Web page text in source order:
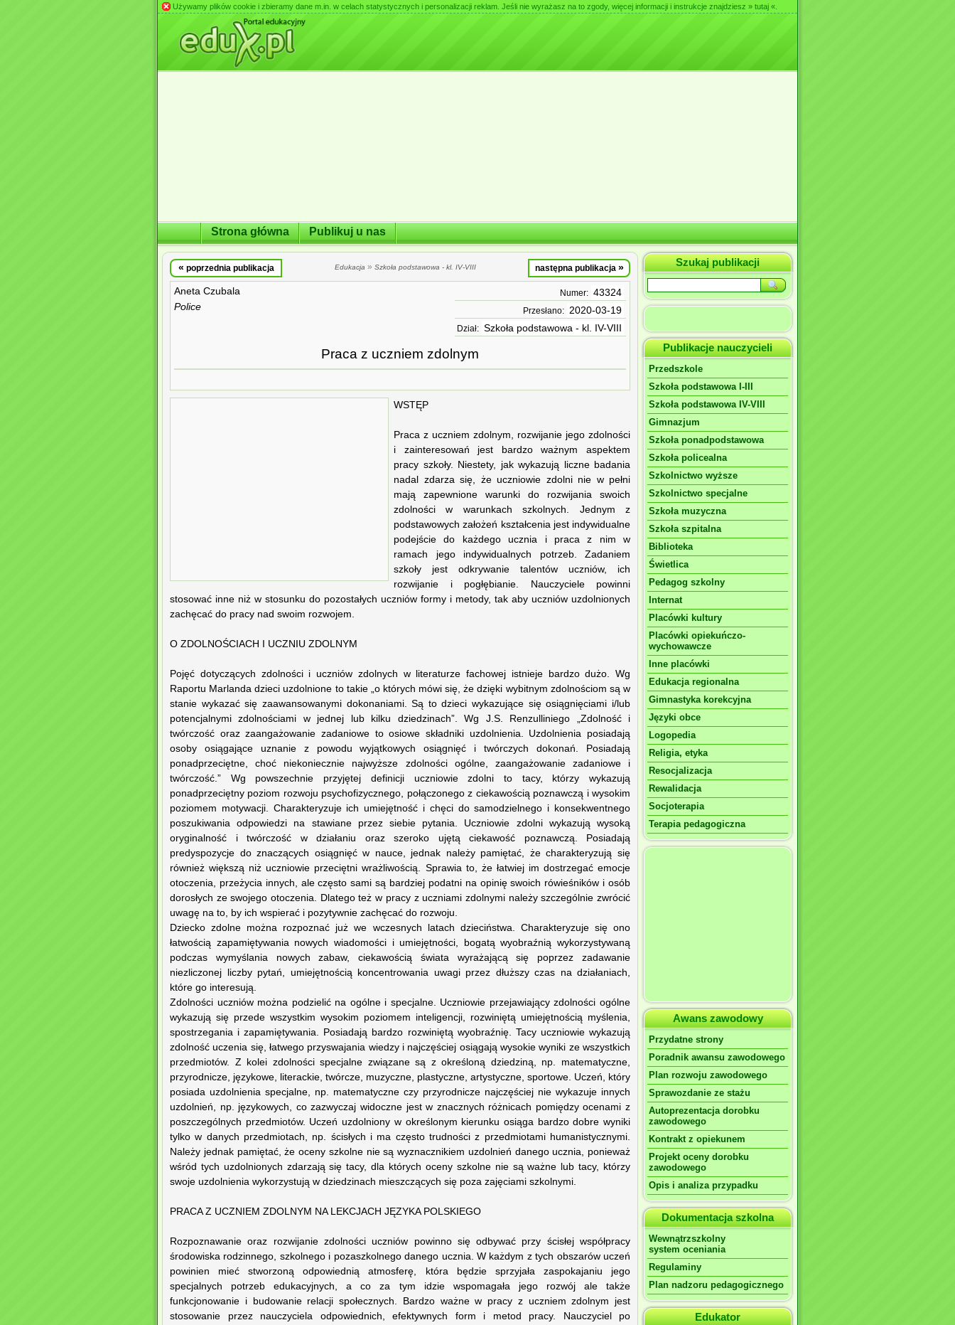
Używamy plików cookie i zbieramy dane m.in. w celach statystycznych i personalizacji reklam. Jeśli nie wyrażasz na to zgody, więcej informacji i instrukcje znajdziesz » tutaj «
Strona główna Publikuj u nas
« poprzednia publikacja Edukacja » Szkoła podstawowa - kl. IV-VIII następna publikacja »
Aneta Czubala
Police
Numer: 43324
Przesłano: 2020-03-19
Dział: Szkoła podstawowa - kl. IV-VIII
Praca z uczniem zdolnym
WSTĘP
Praca z uczniem zdolnym, rozwijanie jego zdolności
i zainteresowań jest bardzo ważnym aspektem
pracy szkoły. Niestety, jak wykazują liczne badania
nadal zdarza się, że uczniowie zdolni nie w pełni
mają zapewnione warunki do rozwijania swoich
zdolności w warunkach szkolnych. Jednym z
podstawowych założeń kształcenia jest indywidualne
podejście do każdego ucznia i praca z nim w
ramach jego indywidualnych potrzeb. Zadaniem
szkoły jest odkrywanie talentów uczniów, ich
rozwijanie i pogłębianie. Nauczyciele powinni
stosować inne niż w stosunku do pozostałych uczniów formy i metody, tak aby uczniów uzdolnionych
zachęcać do pracy nad swoim rozwojem.
O ZDOLNOŚCIACH I UCZNIU ZDOLNYM
Pojęć dotyczących zdolności i uczniów zdolnych w literaturze fachowej istnieje bardzo dużo. Wg
Raportu Marlanda dzieci uzdolnione to takie „o których mówi się, że dzięki wybitnym zdolnościom są w
stanie wykazać się zaawansowanymi dokonaniami. Są to dzieci wykazujące się osiągnięciami i/lub
potencjalnymi zdolnościami w jednej lub kilku dziedzinach”. Wg J.S. Renzulliniego „Zdolność i
twórczość oraz zaangażowanie zadaniowe to osiowe składniki uzdolnienia. Uzdolnienia posiadają
osoby osiągające uznanie z powodu wyjątkowych osiągnięć i twórczych dokonań. Posiadają
ponadprzeciętne, choć niekoniecznie najwyższe zdolności ogólne, zaangażowanie zadaniowe i
twórczość.” Wg powszechnie przyjętej definicji uczniowie zdolni to tacy, którzy wykazują
ponadprzeciętny poziom rozwoju psychofizycznego, połączonego z ciekawością poznawczą i wysokim
poziomem motywacji. Charakteryzuje ich umiejętność i chęci do samodzielnego i konsekwentnego
poszukiwania odpowiedzi na stawiane przez siebie pytania. Uczniowie zdolni wykazują wysoką
oryginalność i twórczość w działaniu oraz szeroko ujętą ciekawość poznawczą. Posiadają
predyspozycje do znaczących osiągnięć w nauce, jednak należy pamiętać, że charakteryzują się
również większą niż uczniowie przeciętni wrażliwością. Sprawia to, że łatwiej im dostrzegać emocje
otoczenia, przeżycia innych, ale często sami są bardziej podatni na opinię swoich rówieśników i osób
dorosłych ze swojego otoczenia. Dlatego też w pracy z uczniami zdolnymi należy szczególnie zwrócić
uwagę na to, by ich wspierać i pozytywnie zachęcać do rozwoju.
Dziecko zdolne można rozpoznać już we wczesnych latach dzieciństwa. Charakteryzuje się ono
łatwością zapamiętywania nowych wiadomości i umiejętności, bogatą wyobraźnią wykorzystywaną
podczas wymyślania nowych zabaw, ciekawością świata wyrażającą się poprzez zadawanie
niezliczonej liczby pytań, umiejętnością koncentrowania uwagi przez dłuższy czas na działaniach,
które go interesują.
Zdolności uczniów można podzielić na ogólne i specjalne. Uczniowie przejawiający zdolności ogólne
wykazują się przede wszystkim wysokim poziomem inteligencji, rozwiniętą umiejętnością myślenia,
spostrzegania i zapamiętywania. Posiadają bardzo rozwiniętą wyobraźnię. Tacy uczniowie wykazują
zdolność uczenia się, łatwego przyswajania wiedzy i najczęściej osiągają wysokie wyniki ze wszystkich
przedmiotów. Z kolei zdolności specjalne związane są z określoną dziedziną, np. matematyczne,
przyrodnicze, językowe, literackie, twórcze, muzyczne, plastyczne, artystyczne, sportowe. Uczeń, który
posiada uzdolnienia specjalne, np. matematyczne czy przyrodnicze najczęściej nie wykazuje innych
uzdolnień, np. językowych, co zazwyczaj widoczne jest w znacznych różnicach pomiędzy ocenami z
poszczególnych przedmiotów. Uczeń uzdolniony w określonym kierunku osiąga bardzo dobre wyniki
tylko w danych przedmiotach, np. ścisłych i ma często trudności z przedmiotami humanistycznymi.
Należy jednak pamiętać, że oceny szkolne nie są wyznacznikiem uzdolnień danego ucznia, ponieważ
wśród tych uzdolnionych zdarzają się tacy, dla których oceny szkolne nie są ważne lub tacy, którzy
swoje uzdolnienia wykorzystują w dziedzinach mieszczących się poza zajęciami szkolnymi.
PRACA Z UCZNIEM ZDOLNYM NA LEKCJACH JĘZYKA POLSKIEGO
Rozpoznawanie oraz rozwijanie zdolności uczniów powinno się odbywać przy ścisłej współpracy
środowiska rodzinnego, szkolnego i pozaszkolnego danego ucznia. W każdym z tych obszarów uczeń
powinien mieć stworzoną odpowiednią atmosferę, która będzie sprzyjała zaspokajaniu jego
specjalnych potrzeb edukacyjnych, a co za tym idzie wspomagała jego rozwój ale także
funkcjonowanie i budowanie relacji społecznych. Bardzo ważne w pracy z uczniem zdolnym jest
stosowanie przez nauczyciela odpowiednich, efektywnych form i metod pracy. Nauczyciel po
Szukaj publikacji
Publikacje nauczycieli
Przedszkole
Szkoła podstawowa I-III
Szkoła podstawowa IV-VIII
Gimnazjum
Szkoła ponadpodstawowa
Szkoła policealna
Szkolnictwo wyższe
Szkolnictwo specjalne
Szkoła muzyczna
Szkoła szpitalna
Biblioteka
Świetlica
Pedagog szkolny
Internat
Placówki kultury
Placówki opiekuńczo-
wychowawcze
Inne placówki
Edukacja regionalna
Gimnastyka korekcyjna
Języki obce
Logopedia
Religia, etyka
Resocjalizacja
Rewalidacja
Socjoterapia
Terapia pedagogiczna
Awans zawodowy
Przydatne strony
Poradnik awansu zawodowego
Plan rozwoju zawodowego
Sprawozdanie ze stażu
Autoprezentacja dorobku
zawodowego
Kontrakt z opiekunem
Projekt oceny dorobku
zawodowego
Opis i analiza przypadku
Dokumentacja szkolna
Wewnątrzszkolny
system oceniania
Regulaminy
Plan nadzoru pedagogicznego
Edukator